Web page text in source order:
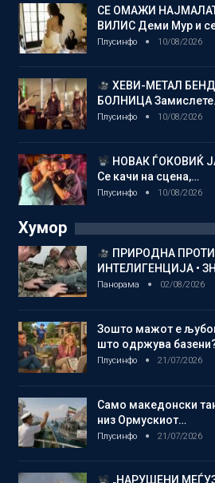
СЕ ОМАЖИ
ВИЛИС Деми Мур и
Плусинфо 10/08/2026
ХЕВИ-МЕТАЛ
БОЛНИЦА
Плусинфо 10/08/2026
НОВАК ЃОКОВИЌ
Се качи на сцена,…
Плусинфо 10/08/2026
Хумор
ПРИРОДНА
ИНТЕЛИГЕНЦИЈА •
Панорама 02/08/2026
Зошто мажот е
што одржува
Плусинфо 21/07/2026
Само македонски
низ Ормускиот…
Плусинфо 21/07/2026
„НАРУШЕНИ